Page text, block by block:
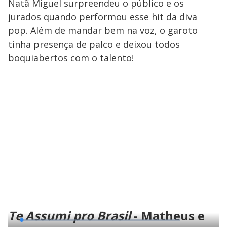
Natã Miguel surpreendeu o público e os
jurados quando performou esse hit da diva
pop. Além de mandar bem na voz, o garoto
tinha presença de palco e deixou todos
boquiabertos com o talento!
Te Assumi pro Brasil- Matheus e
L